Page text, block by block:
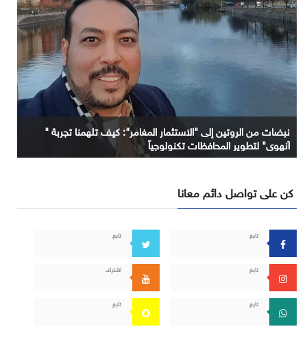
نبضات من الروتين إلى "الاستثمار المغامر": كيف تلهمنا تجربة "
آنهوي" لتطوير المحافظات تكنولوجياً
كن على تواصل دائم معانا
تابع تابع
تابع اشترك
تابع تابع